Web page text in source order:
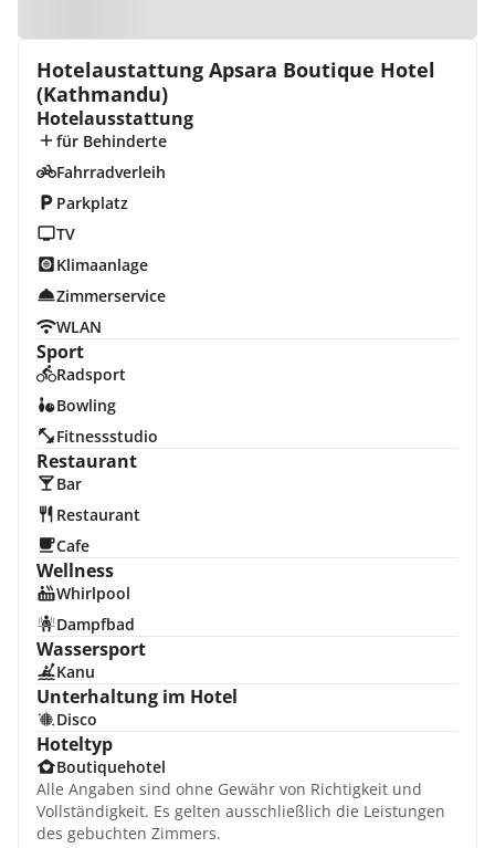
Hotelaustattung Apsara Boutique Hotel
(Kathmandu)
Hotelausstattung
für Behinderte
Fahrradverleih
Parkplatz
TV
Klimaanlage
Zimmerservice
WLAN
Sport
Radsport
Bowling
Fitnessstudio
Restaurant
Bar
Restaurant
Cafe
Wellness
Whirlpool
Dampfbad
Wassersport
Kanu
Unterhaltung im Hotel
Disco
Hoteltyp
Boutiquehotel
Alle Angaben sind ohne Gewähr von Richtigkeit und
Vollständigkeit. Es gelten ausschließlich die Leistungen
des gebuchten Zimmers.